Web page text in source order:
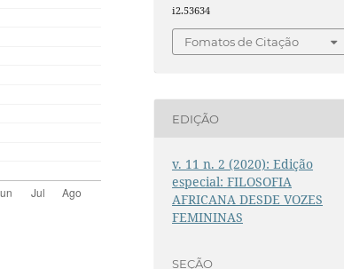
i2.53634
Fomatos de Citação
EDIÇÃO
v. 11 n. 2 (2020): Edição
especial: FILOSOFIA
AFRICANA DESDE VOZES
FEMININAS
SEÇÃO